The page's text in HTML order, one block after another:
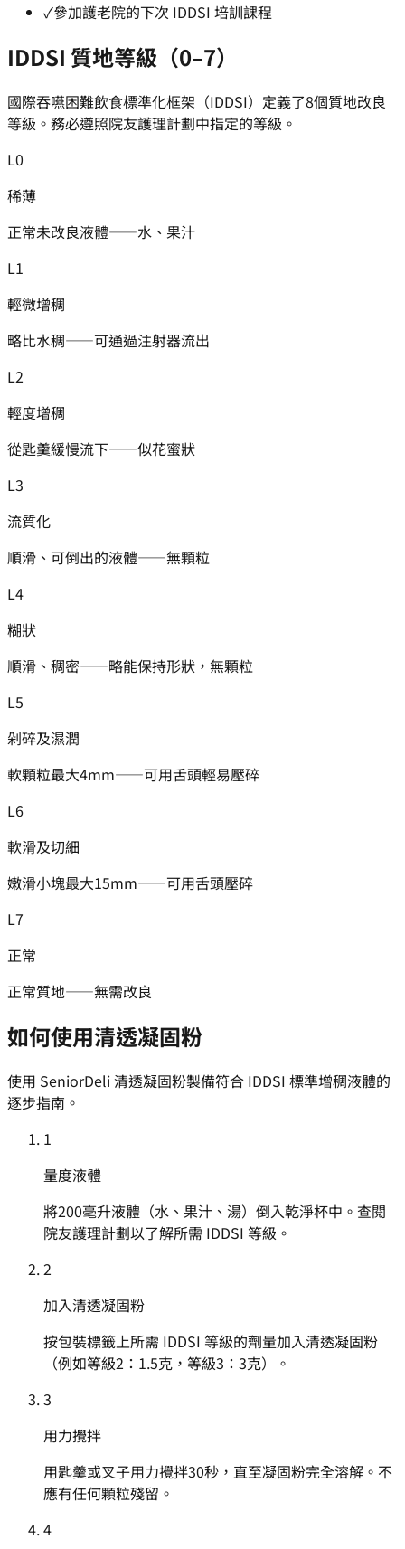
✓參加護老院的下次 IDDSI 培訓課程
IDDSI 質地等級（0–7）
國際吞嚥困難飲食標準化框架（IDDSI）定義了8個質地改良
等級。務必遵照院友護理計劃中指定的等級。
L0
稀薄
正常未改良液體——水、果汁
L1
輕微增稠
略比水稠——可通過注射器流出
L2
輕度增稠
從匙羹緩慢流下——似花蜜狀
L3
流質化
順滑、可倒出的液體——無顆粒
L4
糊狀
順滑、稠密——略能保持形狀，無顆粒
L5
剁碎及濕潤
軟顆粒最大4mm——可用舌頭輕易壓碎
L6
軟滑及切細
嫩滑小塊最大15mm——可用舌頭壓碎
L7
正常
正常質地——無需改良
如何使用清透凝固粉
使用 SeniorDeli 清透凝固粉製備符合 IDDSI 標準增稠液體的
逐步指南。
1
量度液體
將200毫升液體（水、果汁、湯）倒入乾淨杯中。查閱
院友護理計劃以了解所需 IDDSI 等級。
2
加入清透凝固粉
按包裝標籤上所需 IDDSI 等級的劑量加入清透凝固粉
（例如等級2：1.5克，等級3：3克）。
3
用力攪拌
用匙羹或叉子用力攪拌30秒，直至凝固粉完全溶解。不
應有任何顆粒殘留。
4